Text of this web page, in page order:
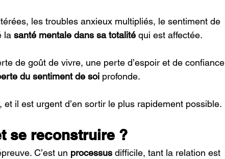
les troubles anxieux multipliés, le sentiment de
la santé mentale dans sa totalité qui est affectée.
de goût de vivre, une perte d’espoir et de confiance
du sentiment de soi profonde.
et il est urgent d’en sortir le plus rapidement possible.
se reconstruire ?
C’est un processus difficile, tant la relation est